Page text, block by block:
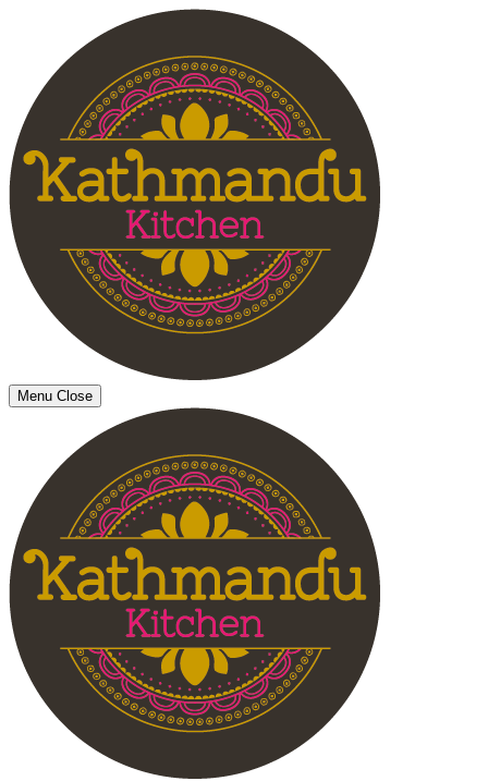
Menu Close